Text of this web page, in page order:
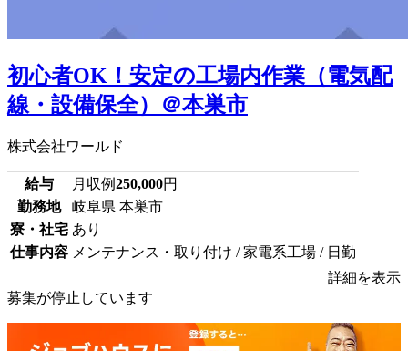
初心者OK！安定の工場内作業（電気配
線・設備保全）＠本巣市
株式会社ワールド
給与 月収例250,000円
勤務地
岐阜県 本巣市
寮・社宅 あり
仕事内容 メンテナンス・取り付け / 家電系工場 / 日勤
詳細を表示
募集が停止しています